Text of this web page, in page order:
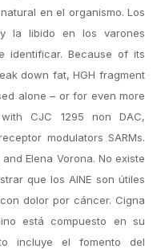
en el organismo. Los
la libido en los varones
identificar. Because of its
down fat, HGH fragment
alone – or for even more
CJC 1295 non DAC,
modulators SARMs.
Elena Vorona. No existe
que los AINE son útiles
dolor por cáncer. Cigna
está compuesto en su
incluye el fomento del